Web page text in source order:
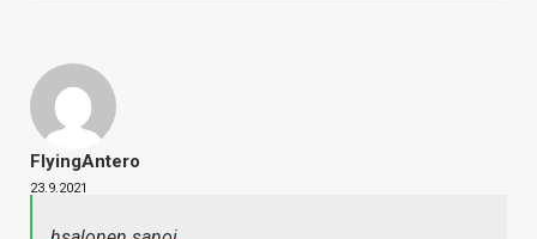
FlyingAntero
23.9.2021